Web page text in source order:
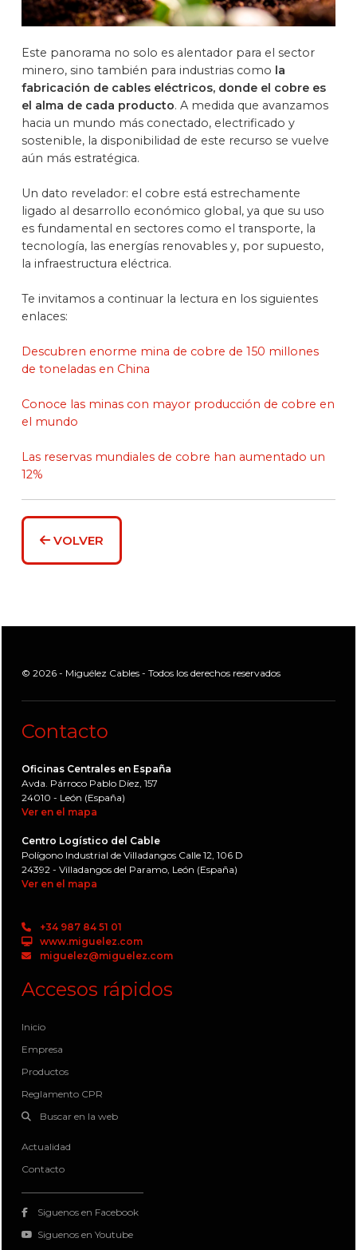
Este panorama no solo es alentador para el sector
minero, sino también para industrias como la
fabricación de cables eléctricos, donde el cobre es
el alma de cada producto. A medida que avanzamos
hacia un mundo más conectado, electrificado y
sostenible, la disponibilidad de este recurso se vuelve
aún más estratégica.
Un dato revelador: el cobre está estrechamente
ligado al desarrollo económico global, ya que su uso
es fundamental en sectores como el transporte, la
tecnología, las energías renovables y, por supuesto,
la infraestructura eléctrica.
Te invitamos a continuar la lectura en los siguientes
enlaces:
Descubren enorme mina de cobre de 150 millones
de toneladas en China
Conoce las minas con mayor producción de cobre en
el mundo
Las reservas mundiales de cobre han aumentado un
12%
VOLVER
© 2026 - Miguélez Cables - Todos los derechos reservados
Contacto
Oficinas Centrales en España
Avda. Párroco Pablo Díez, 157
24010 - León (España)
Ver en el mapa
Centro Logístico del Cable
Polígono Industrial de Villadangos Calle 12, 106 D
24392 - Villadangos del Paramo, León (España)
Ver en el mapa
+34 987 84 51 01
www.miguelez.com
miguelez@miguelez.com
Accesos rápidos
Inicio
Empresa
Productos
Reglamento CPR
Buscar en la web
Actualidad
Contacto
Siguenos en Facebook
Siguenos en Youtube